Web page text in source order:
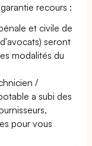
recours :
et civile de
seront
modalités du
/
a subi des
pour vous